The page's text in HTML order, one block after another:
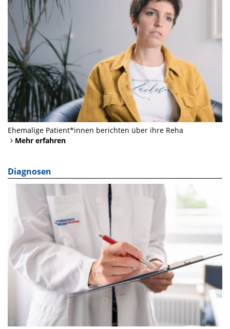
Ehemalige Patient*innen berichten über ihre Reha
Mehr erfahren
Diagnosen